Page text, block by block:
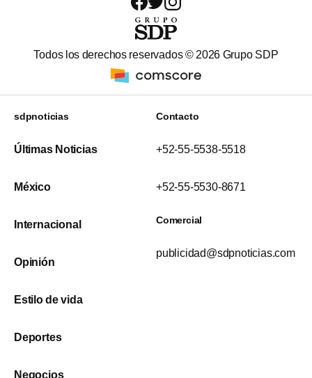
Todos los derechos reservados © 2026 Grupo SDP
sdpnoticias
Últimas Noticias
México
Internacional
Opinión
Estilo de vida
Deportes
Negocios
Contacto
+52-55-5538-5518
+52-55-5530-8671
Comercial
publicidad@sdpnoticias.com